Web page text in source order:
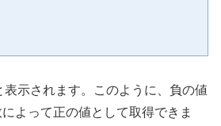
示されます。このように、負の値
よって正の値として取得できま